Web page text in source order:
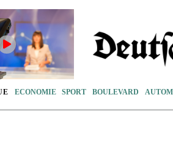
ECONOMIE SPORT BOULEVARD